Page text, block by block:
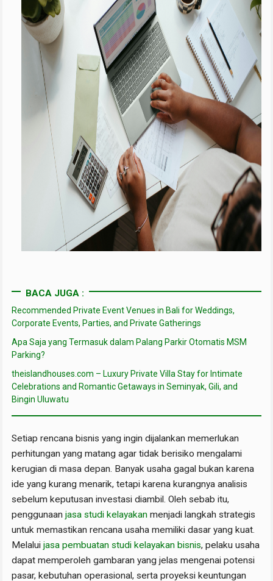
BACA JUGA :
Recommended Private Event Venues in Bali for Weddings,
Corporate Events, Parties, and Private Gatherings
Apa Saja yang Termasuk dalam Palang Parkir Otomatis MSM
Parking?
theislandhouses.com – Luxury Private Villa Stay for Intimate
Celebrations and Romantic Getaways in Seminyak, Gili, and
Bingin Uluwatu
Setiap rencana bisnis yang ingin dijalankan memerlukan
perhitungan yang matang agar tidak berisiko mengalami
kerugian di masa depan. Banyak usaha gagal bukan karena
ide yang kurang menarik, tetapi karena kurangnya analisis
sebelum keputusan investasi diambil. Oleh sebab itu,
penggunaanjasa studi kelayakan menjadi langkah strategis
untuk memastikan rencana usaha memiliki dasar yang kuat.
Melaluijasa pembuatan studi kelayakan bisnis, pelaku usaha
dapat memperoleh gambaran yang jelas mengenai potensi
pasar, kebutuhan operasional, serta proyeksi keuntungan